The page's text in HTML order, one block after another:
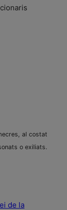
al costat
o exiliats.
de la